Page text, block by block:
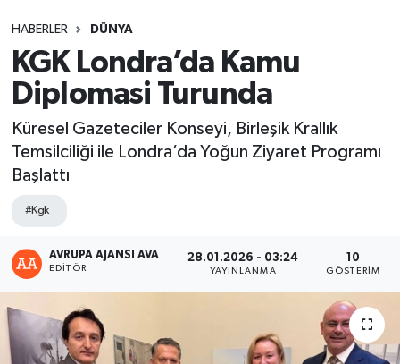
HABERLER DÜNYA
KGK Londra’da Kamu
Diplomasi Turunda
Küresel Gazeteciler Konseyi, Birleşik Krallık
Temsilciliği ile Londra’da Yoğun Ziyaret Programı
Başlattı
#Kgk
AVRUPA AJANSI AVA
EDITÖR
28.01.2026 - 03:24
YAYINLANMA
10
GÖSTERIM
Süper Lig Puan Durumu ve Fikstür
Tüm Manşetler
Son Dakika Haberleri
Haber Arşivi